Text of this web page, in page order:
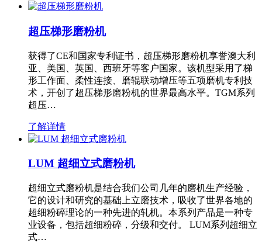
超压梯形磨粉机
获得了CE和国家专利证书，超压梯形磨粉机享誉澳大利
亚、美国、英国、西班牙等客户国家。该机型采用了梯
形工作面、柔性连接、磨辊联动增压等五项磨机专利技
术，开创了超压梯形磨粉机的世界最高水平。TGM系列
超压…
了解详情
LUM 超细立式磨粉机
超细立式磨粉机是结合我们公司几年的磨机生产经验，
它的设计和研究的基础上立磨技术，吸收了世界各地的
超细粉碎理论的一种先进的轧机。本系列产品是一种专
业设备，包括超细粉碎，分级和交付。 LUM系列超细立
式…